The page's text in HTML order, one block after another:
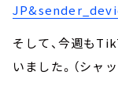
そして、今週も
いました。（シャ